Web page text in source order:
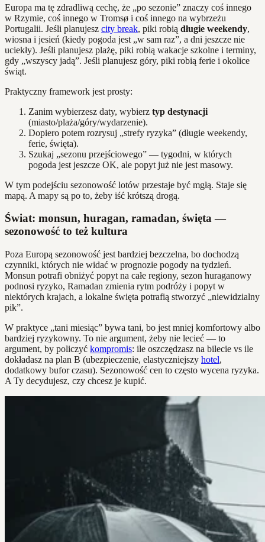
Europa ma tę zdradliwą cechę, że „po sezonie” znaczy coś innego
w Rzymie, coś innego w Tromsø i coś innego na wybrzeżu
Portugalii. Jeśli planujesz city break, piki robią długie weekendy,
wiosna i jesień (kiedy pogoda jest „w sam raz”, a dni jeszcze nie
uciekły). Jeśli planujesz plażę, piki robią wakacje szkolne i terminy,
gdy „wszyscy jadą”. Jeśli planujesz góry, piki robią ferie i okolice
świąt.
Praktyczny framework jest prosty:
Zanim wybierzesz daty, wybierz typ destynacji
(miasto/plaża/góry/wydarzenie).
Dopiero potem rozrysuj „strefy ryzyka” (długie weekendy,
ferie, święta).
Szukaj „sezonu przejściowego” — tygodni, w których
pogoda jest jeszcze OK, ale popyt już nie jest masowy.
W tym podejściu sezonowość lotów przestaje być mgłą. Staje się
mapą. A mapy są po to, żeby iść krótszą drogą.
Świat: monsun, huragan, ramadan, święta —
sezonowość to też kultura
Poza Europą sezonowość jest bardziej bezczelna, bo dochodzą
czynniki, których nie widać w prognozie pogody na tydzień.
Monsun potrafi obniżyć popyt na całe regiony, sezon huraganowy
podnosi ryzyko, Ramadan zmienia rytm podróży i popyt w
niektórych krajach, a lokalne święta potrafią stworzyć „niewidzialny
pik”.
W praktyce „tani miesiąc” bywa tani, bo jest mniej komfortowy albo
bardziej ryzykowny. To nie argument, żeby nie lecieć — to
argument, by policzyć kompromis: ile oszczędzasz na bilecie vs ile
dokładasz na plan B (ubezpieczenie, elastyczniejszy hotel,
dodatkowy bufor czasu). Sezonowość cen to często wycena ryzyka.
A Ty decydujesz, czy chcesz je kupić.